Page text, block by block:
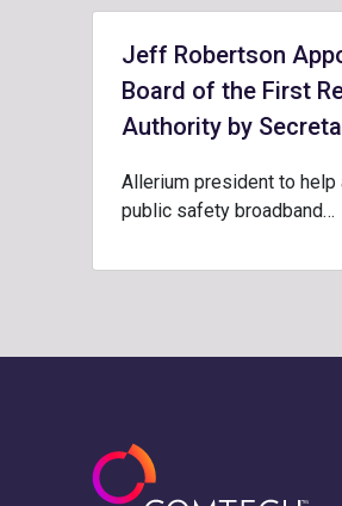
Jeff Robertson
Board of the First
Authority by
Allerium president to help
public safety broadband…